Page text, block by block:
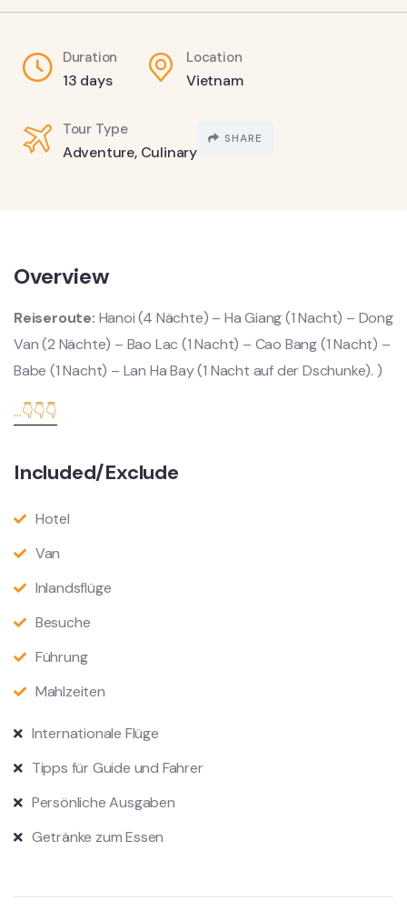
Duration
13 days
Location
Vietnam
Tour Type
Adventure, Culinary
SHARE
Overview
Reiseroute: Hanoi (4 Nächte) – Ha Giang (1 Nacht) – Dong
Van (2 Nächte) – Bao Lac (1 Nacht) – Cao Bang (1 Nacht) –
Babe (1 Nacht) – Lan Ha Bay (1 Nacht auf der Dschunke). )
...👇👇👇
Included/Exclude
Hotel
Van
Inlandsflüge
Besuche
Führung
Mahlzeiten
Internationale Flüge
Tipps für Guide und Fahrer
Persönliche Ausgaben
Getränke zum Essen